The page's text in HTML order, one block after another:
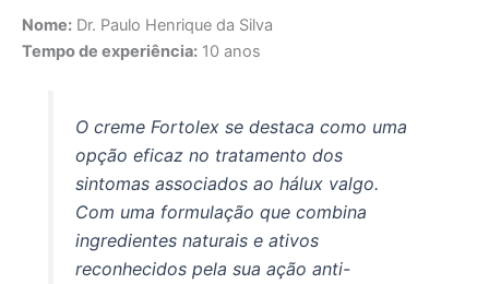
Nome: Dr. Paulo Henrique da Silva
Tempo de experiência: 10 anos
O creme Fortolex se destaca como uma
opção eficaz no tratamento dos
sintomas associados ao hálux valgo.
Com uma formulação que combina
ingredientes naturais e ativos
reconhecidos pela sua ação anti-